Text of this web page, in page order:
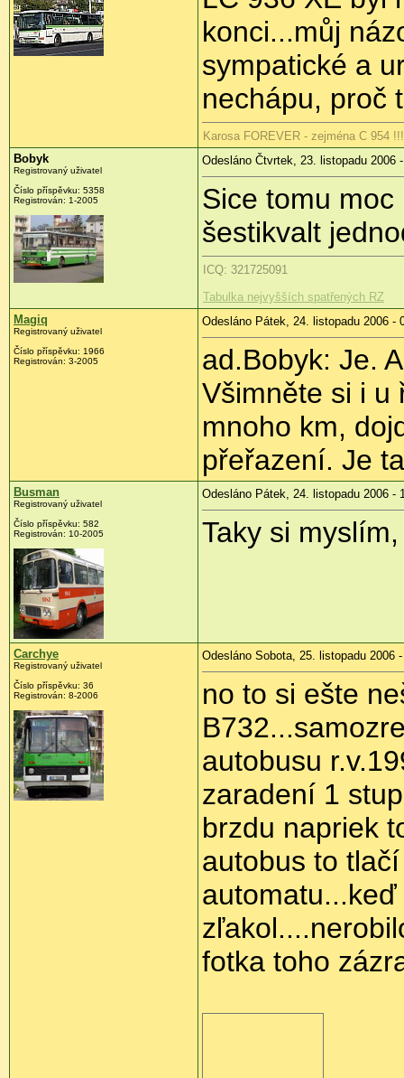
konci...můj
sympatické a
nechápu, proč
Karosa FOREVER - zejména C 954 !!!
Bobyk
Registrovaný uživatel
Číslo příspěvku: 5358
Registrován: 1-2005
Odesláno Čtvrtek, 23. listopadu 2006
Sice tomu
šestikvalt
ICQ: 321725091
Tabulka nejvyšších spatřených RZ
Magiq
Registrovaný uživatel
Číslo příspěvku: 1966
Registrován: 3-2005
Odesláno Pátek, 24. listopadu 2006 -
ad.Bobyk: Je.
Všimněte si i u
mnoho km,
přeřazení. Je
Busman
Registrovaný uživatel
Číslo příspěvku: 582
Registrován: 10-2005
Odesláno Pátek, 24. listopadu 2006 -
Taky si
Carchye
Registrovaný uživatel
Číslo příspěvku: 36
Registrován: 8-2006
Odesláno Sobota, 25. listopadu 2006
no to si ešte
autobusu
zaradení 1
brzdu napriek
autobus to
fotka toho